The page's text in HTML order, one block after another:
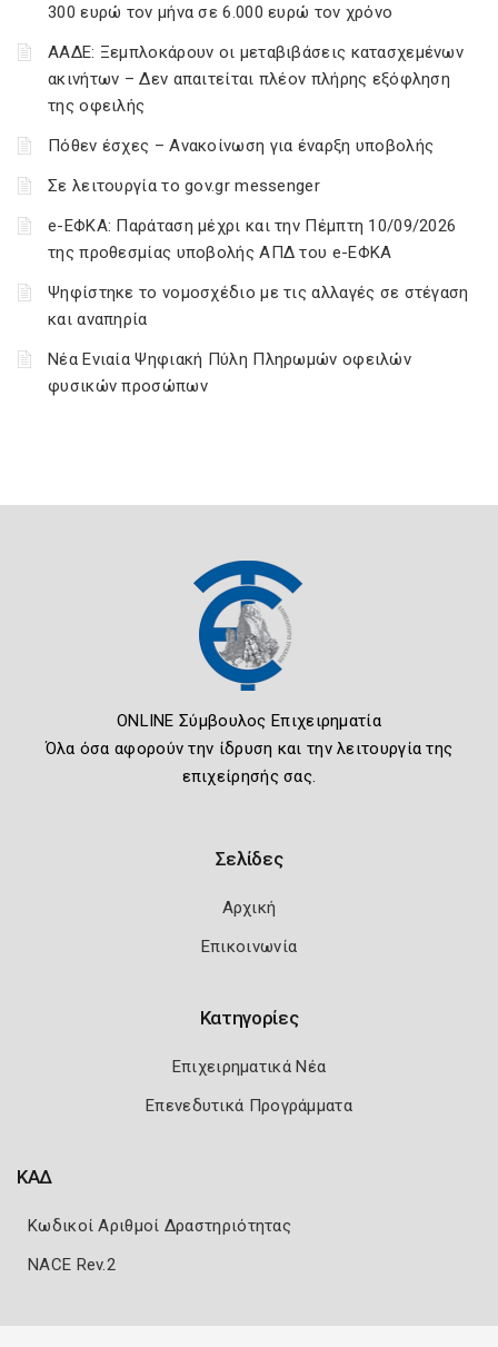
300 ευρώ τον μήνα σε 6.000 ευρώ τον χρόνο
ΑΑΔΕ: Ξεμπλοκάρουν οι μεταβιβάσεις κατασχεμένων
ακινήτων – Δεν απαιτείται πλέον πλήρης εξόφληση
της οφειλής
Πόθεν έσχες – Ανακοίνωση για έναρξη υποβολής
Σε λειτουργία το gov.gr messenger
e-ΕΦΚΑ: Παράταση μέχρι και την Πέμπτη 10/09/2026
της προθεσμίας υποβολής ΑΠΔ του e-ΕΦΚΑ
Ψηφίστηκε το νομοσχέδιο με τις αλλαγές σε στέγαση
και αναπηρία
Νέα Ενιαία Ψηφιακή Πύλη Πληρωμών οφειλών
φυσικών προσώπων
ONLINE Σύμβουλος Επιχειρηματία
Όλα όσα αφορούν την ίδρυση και την λειτουργία της
επιχείρησής σας.
Σελίδες
Αρχική
Επικοινωνία
Κατηγορίες
Επιχειρηματικά Νέα
Επενεδυτικά Προγράμματα
ΚΑΔ
Κωδικοί Αριθμοί Δραστηριότητας
NACE Rev.2